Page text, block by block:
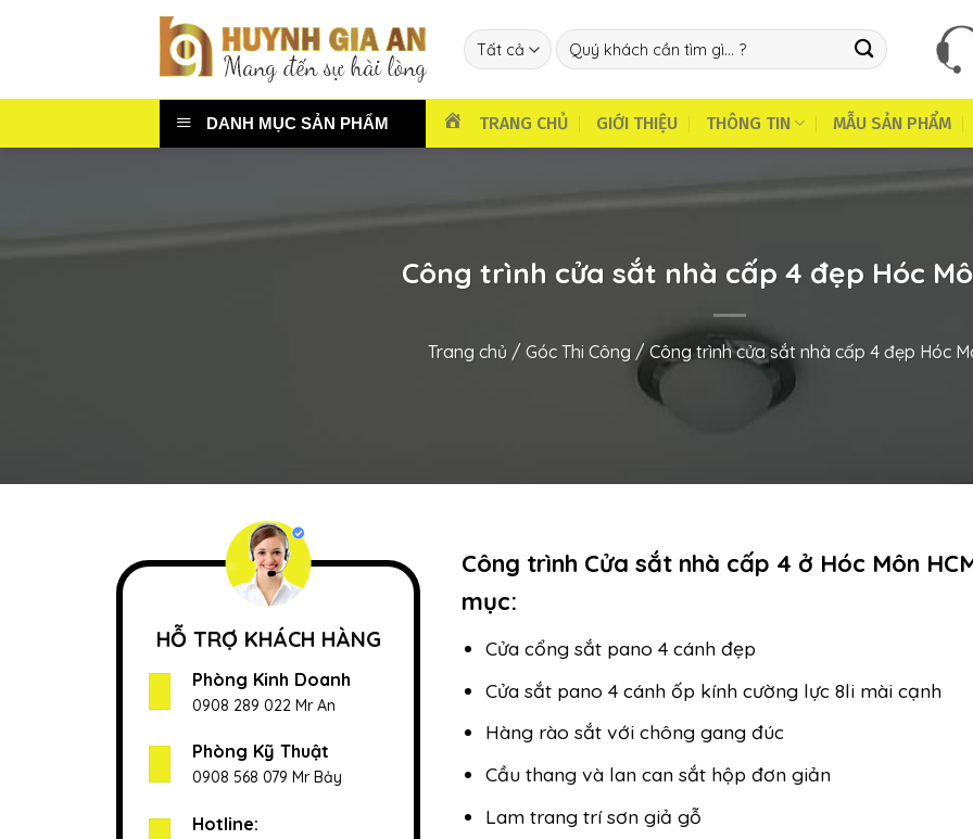
dung
Tìm
kiếm:
DANH MỤC SẢN PHẨM TRANG CHỦ GIỚI THIỆU THÔNG TIN MẪU SẢN PHẨM
Công trình cửa sắt nhà cấp 4 đẹp Hóc
Trang chủ / Góc Thi Công / Công trình cửa sắt nhà cấp 4 đẹp Hóc
HỖ TRỢ KHÁCH HÀNG
Phòng Kinh Doanh
0908 289 022 Mr An
Phòng Kỹ Thuật
0908 568 079 Mr Bảy
Hotline:
Công trình Cửa sắt nhà cấp 4 ở Hóc Môn
mục:
Cửa cổng sắt pano 4 cánh đẹp
Cửa sắt pano 4 cánh ốp kính cường lực 8li mài cạnh
Hàng rào sắt với chông gang đúc
Cầu thang và lan can sắt hộp đơn giản
Lam trang trí sơn giả gỗ